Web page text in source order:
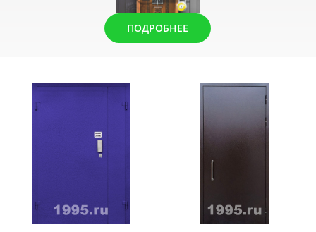
ПОДРОБНЕЕ